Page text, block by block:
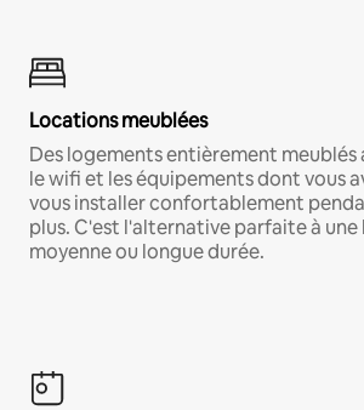
Locations meublées
Des logements entièrement meublés
le wifi et les équipements dont vous
vous installer confortablement
plus. C'est l'alternative parfaite à
moyenne ou longue durée.